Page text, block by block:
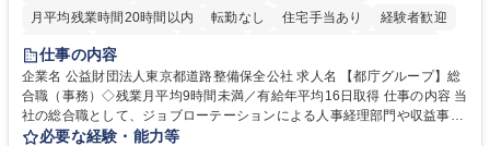
月平均残業時間20時間以内
転勤なし 住宅手当あり
経験者歓迎
研修あり
退職金あり
駅近5分以内
資格取得手当あり 食事補助あり
仕事の内容
企業名 公益財団法人東京都道路整備保全公社 求人名 【都庁グループ】総
合職（事務）◇残業月平均9時間未満／有給年平均16日取得 仕事の内容 当
社の総合職として、ジョブローテーションによる人事経理部門や収益事業
等のフロント部門の部署等幅広い部署での業務をお任せいたします。研修
必要な経験・能力等